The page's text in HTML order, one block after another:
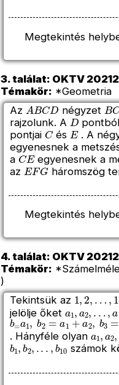
Megtekintés
3. találat: OKTV
Témakör: *Geometria
Az ABCD négyzet BC
rajzolunk. A D
pontjai Cés E. A
egyenesnek a
a CEegyenesnek a
az EFG háromszög
Megtekintés
4. találat: OKTV
Témakör:
)
Tekintsük az 1,2,…,10
jelölje őket a1 ,a 2, .. . ,a
b=a1, b2=a 1+a2, b3=
. Hányféle olyan a 1,a 2,
b 1 ,b2,...,b10 számok